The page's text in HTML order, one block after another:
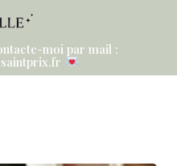
moi par mail :